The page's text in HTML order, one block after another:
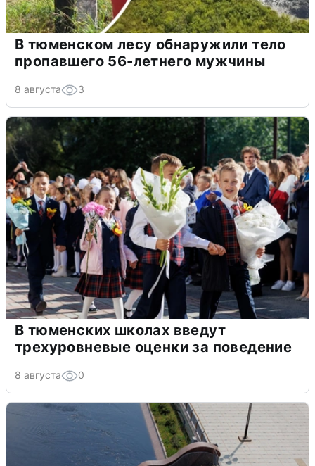
В тюменском лесу обнаружили тело
пропавшего 56-летнего мужчины
8 августа 3
В тюменских школах введут
трехуровневые оценки за поведение
8 августа 0